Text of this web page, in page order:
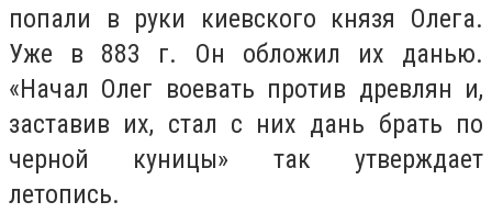
попали в руки киевского князя Олега.
Уже в 883 г. Он обложил их данью.
«Начал Олег воевать против древлян и,
заставив их, стал с них дань брать по
черной куницы» так утверждает
летопись.